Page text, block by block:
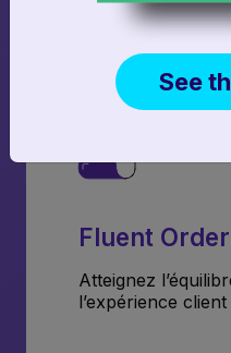
Fluent
Atteignez
l’expérience
See